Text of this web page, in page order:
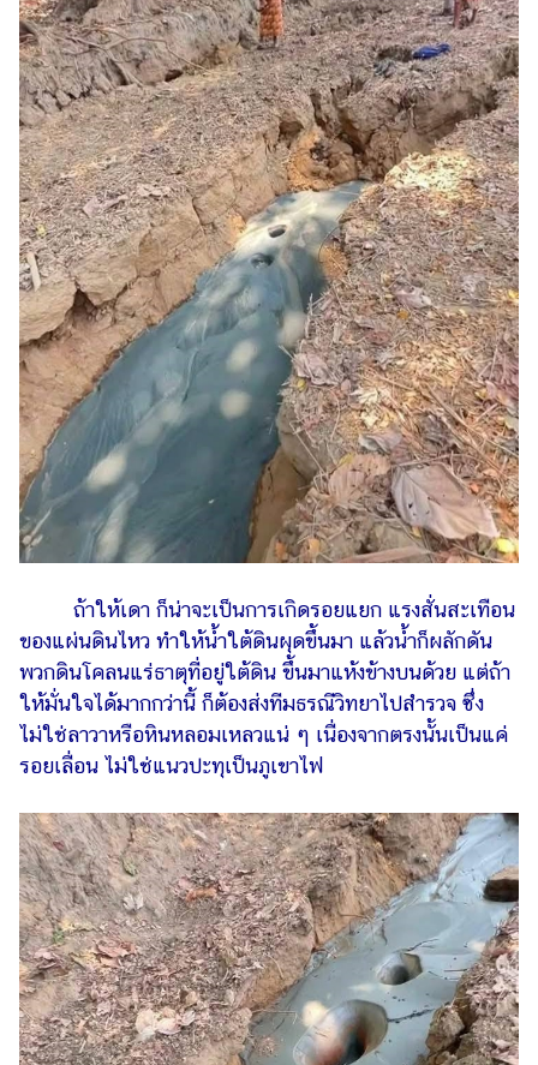
ไร
ตี้
แต่งงาน
แม่
และ
เด็ก
สัตว์
เลี้ยง
Infographic
บริการ
แอปฯ
กระปุก
คอร์ส
ออนไลน์
ออนไลน์
ติดต่อ
โฆษณา
แจ้ง
ปัญหา
ร่วม
งาน
กับ
เรา
ถ้าให้เดา ก็น่าจะเป็นการเกิดรอยแยก แรงสั่นสะเทือน
ของแผ่นดินไหว ทำให้น้ำใต้ดินผุดขึ้นมา แล้วน้ำก็ผลักดัน
พวกดินโคลนแร่ธาตุที่อยู่ใต้ดิน ขึ้นมาแห้งข้างบนด้วย แต่ถ้า
ให้มั่นใจได้มากกว่านี้ ก็ต้องส่งทีมธรณีวิทยาไปสำรวจ ซึ่ง
ไม่ใช่ลาวาหรือหินหลอมเหลวแน่ ๆ เนื่องจากตรงนั้นเป็นแค่
รอยเลื่อน ไม่ใช่แนวปะทุเป็นภูเขาไฟ